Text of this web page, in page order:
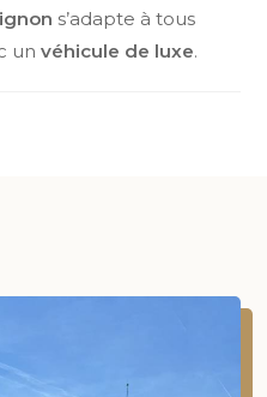
s’adapte à tous
unvéhicule de luxe.